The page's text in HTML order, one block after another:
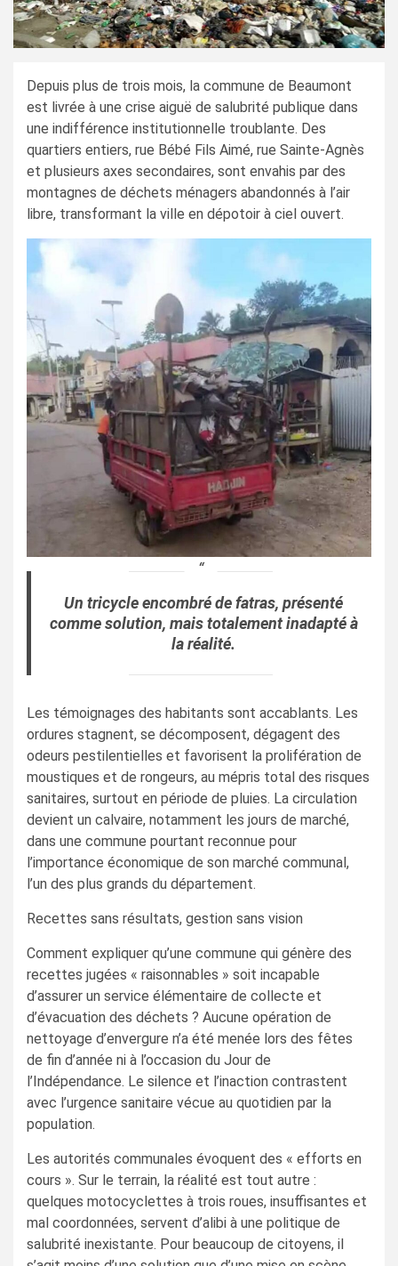
Depuis plus de trois mois, la commune de Beaumont
est livrée à une crise aiguë de salubrité publique dans
une indifférence institutionnelle troublante. Des
quartiers entiers, rue Bébé Fils Aimé, rue Sainte-Agnès
et plusieurs axes secondaires, sont envahis par des
montagnes de déchets ménagers abandonnés à l’air
libre, transformant la ville en dépotoir à ciel ouvert.
Un tricycle encombré de fatras, présenté
comme solution, mais totalement inadapté à
la réalité.
Les témoignages des habitants sont accablants. Les
ordures stagnent, se décomposent, dégagent des
odeurs pestilentielles et favorisent la prolifération de
moustiques et de rongeurs, au mépris total des risques
sanitaires, surtout en période de pluies. La circulation
devient un calvaire, notamment les jours de marché,
dans une commune pourtant reconnue pour
l’importance économique de son marché communal,
l’un des plus grands du département.
Recettes sans résultats, gestion sans vision
Comment expliquer qu’une commune qui génère des
recettes jugées « raisonnables » soit incapable
d’assurer un service élémentaire de collecte et
d’évacuation des déchets ? Aucune opération de
nettoyage d’envergure n’a été menée lors des fêtes
de fin d’année ni à l’occasion du Jour de
l’Indépendance. Le silence et l’inaction contrastent
avec l’urgence sanitaire vécue au quotidien par la
population.
Les autorités communales évoquent des « efforts en
cours ». Sur le terrain, la réalité est tout autre :
quelques motocyclettes à trois roues, insuffisantes et
mal coordonnées, servent d’alibi à une politique de
salubrité inexistante. Pour beaucoup de citoyens, il